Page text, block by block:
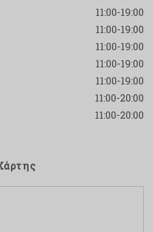
11:00-19:00
11:00-19:00
11:00-19:00
11:00-19:00
11:00-19:00
11:00-20:00
11:00-20:00